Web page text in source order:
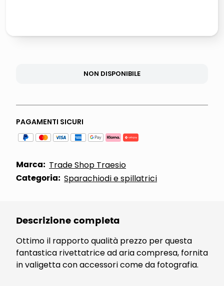
NON DISPONIBILE
PAGAMENTI SICURI
Marca: Trade Shop Traesio
Categoria: Sparachiodi e spillatrici
Descrizione completa
Ottimo il rapporto qualità prezzo per questa
fantastica rivettatrice ad aria compresa, fornita
in valigetta con accessori come da fotografia.